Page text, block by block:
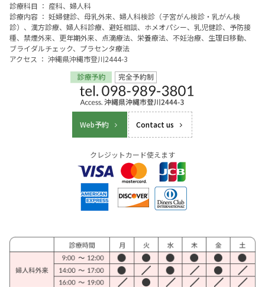
診療科目 ： 産科、婦人科
診療内容 ： 妊婦健診、母乳外来、婦人科検診（子宮がん検診・乳がん検
診）、漢方診療、婦人科診療、避妊相談、ホメオパシー、乳児健診、予防接
種、禁煙外来、更年期外来、点滴療法、栄養療法、不妊治療、生理日移動、
ブライダルチェック、プラセンタ療法
アクセス ： 沖縄県沖縄市登川2444-3
Web予約 Contact us
クレジットカード使えます